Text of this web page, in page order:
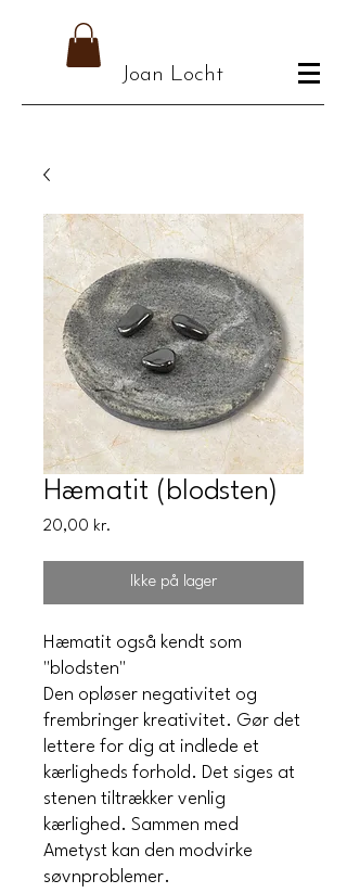
Joan Locht
Hæmatit (blodsten)
20,00 kr.
Ikke på lager
Hæmatit også kendt som
"blodsten"
Den opløser negativitet og
frembringer kreativitet. Gør det
lettere for dig at indlede et
kærligheds forhold. Det siges at
stenen tiltrækker venlig
kærlighed. Sammen med
Ametyst kan den modvirke
søvnproblemer.